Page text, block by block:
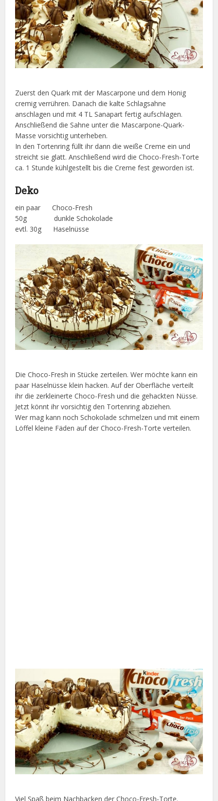
Zuerst den Quark mit der Mascarpone und dem Honig
cremig verrühren. Danach die kalte Schlagsahne
anschlagen und mit 4 TL Sanapart fertig aufschlagen.
Anschließend die Sahne unter die Mascarpone-Quark-
Masse vorsichtig unterheben.
In den Tortenring füllt ihr dann die weiße Creme ein und
streicht sie glatt. Anschließend wird die Choco-Fresh-Torte
ca. 1 Stunde kühlgestellt bis die Creme fest geworden ist.
Deko
ein paar Choco-Fresh
50g dunkle Schokolade
evtl. 30g Haselnüsse
Die Choco-Fresh in Stücke zerteilen. Wer möchte kann ein
paar Haselnüsse klein hacken. Auf der Oberfläche verteilt
ihr die zerkleinerte Choco-Fresh und die gehackten Nüsse.
Jetzt könnt ihr vorsichtig den Tortenring abziehen.
Wer mag kann noch Schokolade schmelzen und mit einem
Löffel kleine Fäden auf der Choco-Fresh-Torte verteilen.
Viel Spaß beim Nachbacken der Choco-Fresh-Torte.